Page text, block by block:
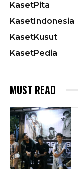
KasetPita
KasetIndonesia
KasetKusut
KasetPedia
MUST READ